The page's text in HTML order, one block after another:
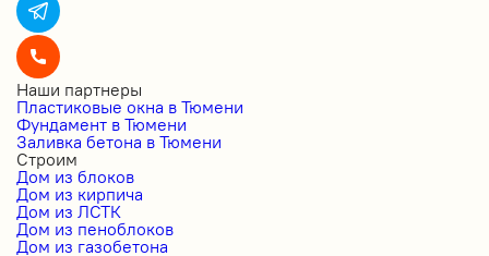
Наши партнеры
Пластиковые окна в Тюмени
Фундамент в Тюмени
Заливка бетона в Тюмени
Строим
Дом из блоков
Дом из кирпича
Дом из ЛСТК
Дом из пеноблоков
Дом из газобетона